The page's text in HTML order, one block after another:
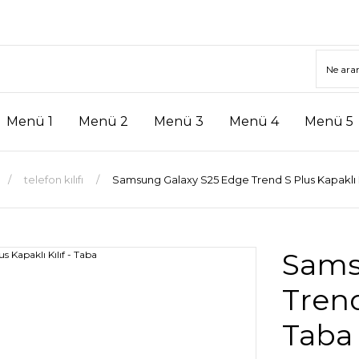
Menü 1 Menü 2 Menü 3 Menü 4 Menü 5
telefon kılıfı Samsung Galaxy S25 Edge Trend S Plus Kapaklı
Taba